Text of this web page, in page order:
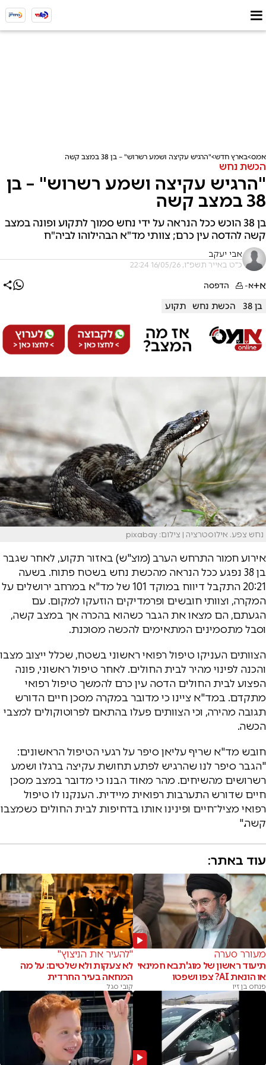
אמס בארץ חדש "הרגיש עקיצה ושמע רשרוש" – בן 38 במצב קשה
הכשת נחש
"הרגיש עקיצה ושמע רשרוש" – בן
38 במצב קשה
בן 38 הוכש ככל הנראה על ידי נחש סמוך לתקוע ופונה במצב
קשה להדסה עין כרם; צוותי מד"א הבהילוהו לביה"ח
אבי יעקב
כ"ט באייר תשפ"ו, 16/05/26 22:24
א+א- הדפסה
בן 38 הכשת נחש תקוע
נחש צפע. אילוסטרציה | צילום: pixabay
אירוע חמור התרחש הערב (מוצ"ש) באזור תקוע, לאחר שגבר
בן 38 נפגע ככל הנראה מהכשת נחש בשטח פתוח. בשעה
20:21 התקבל דיווח במוקד 101 של מד"א במרחב ירושלים על
המקרה, וצוותי חובשים ופרמדיקים הוזעקו למקום. עם
הגעתם, הם מצאו את הגבר כשהוא בהכרה אך במצב קשה,
וסבל מתסמינים המתאימים להכשה מסוכנת.
הצוותים העניקו טיפול רפואי ראשוני בשטח, שכלל ייצוב מצבו
והכנה לפינוי מהיר לבית החולים. לאחר טיפול ראשוני, פונה
הפצוע לבית החולים הדסה עין כרם להמשך טיפול רפואי
מתקדם. במד"א ציינו כי מדובר במקרה מסכן חיים הדורש
תגובה מהירה, וכי הצוותים פעלו בהתאם לפרוטוקולים למצבי
הכשה.
חובש מד"א שריף עליאן סיפר על רגעי הטיפול הראשונים:
"הגבר סיפר לנו שהרגיש לפתע תחושת עקיצה ברגלו ושמע
רשרושים מהשיחים. מהר מאוד הבנו כי מדובר במצב מסכן
חיים שדורש התערבות רפואית מיידית. הענקנו לו טיפול
רפואי מציל־חיים ופינינו אותו בדחיפות לבית החולים כשמצבו
קשה."
עוד באתר:
מעורר סערה
תיעוד ראשון של מוג'תבא חמינאי
או הונאת AI? צפו ושפטו
פנחס בן זיו
"להעיר את הניצוץ"
לא צעקות ולא שלטים: על מה
המחאה בעיר החרדית
קובי סגל